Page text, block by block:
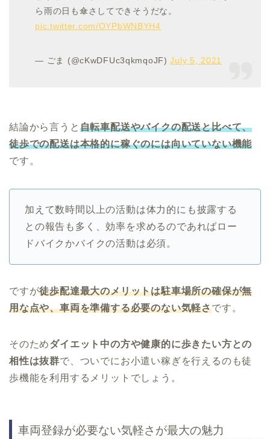
ら雨の日も傘さしてできそうだな。
pic.twitter.com/OYPbWNBYH4
— ごま (@cKwDFUc3qkmqoJF)July 5, 2021
結論から言うと 自転車配送やバイクの配送と比べて、
徒歩での配送は本格的に稼ぐのには向いていない機能
です。
加えて数時間以上の活動は体力的にも披露する
との報告も多く、効率を求めるのであればロー
ドバイクかバイクの活動は必須。
ですが徒歩配達最大のメリットは駐車場所の確保が無
用な点や、車両を準備する必要のない気軽さです。
そのためダイエット中の方や健康的に歩きたい方との
相性は抜群で、ついでにお小遣い稼ぎを行えるのも徒
歩機能を利用するメリットでしょう。
車両登録が必要ない気軽さが最大の魅力